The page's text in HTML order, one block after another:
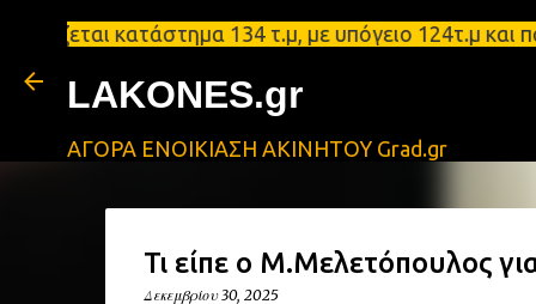
κατάστημα 134 τ.μ, με υπόγειο 124τ.μ και
LAKONES.gr
ΑΓΟΡΑ ΕΝΟΙΚΙΑΣΗ ΑΚΙΝΗΤΟΥ Grad.gr
Τι είπε ο Μ.Μελετόπουλος
Δεκεμβρίου 30, 2025